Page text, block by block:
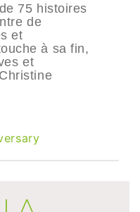
75 histoires
de
et
à sa fin,
et